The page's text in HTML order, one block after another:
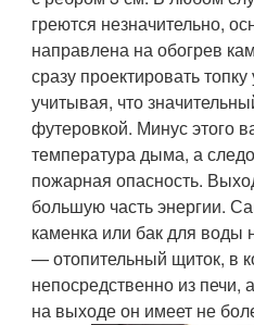
греются незначительно,
направлена на обогрев
сразу проектировать
учитывая, что
футеровкой. Минус этого
температура дыма, а
пожарная опасность.
большую часть энергии.
каменка или бак для воды
— отопительный щиток, в
непосредственно из печи,
на выходе он имеет не